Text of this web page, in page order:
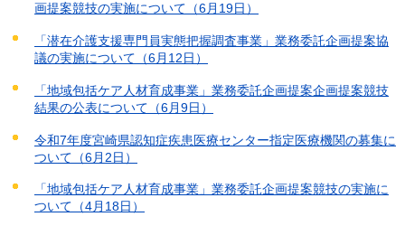
画提案競技の実施について（6月19日）
「潜在介護支援専門員実態把握調査事業」業務委託企画提案協
議の実施について（6月12日）
「地域包括ケア人材育成事業」業務委託企画提案企画提案競技
結果の公表について（6月9日）
令和7年度宮崎県認知症疾患医療センター指定医療機関の募集に
ついて（6月2日）
「地域包括ケア人材育成事業」業務委託企画提案競技の実施に
ついて（4月18日）